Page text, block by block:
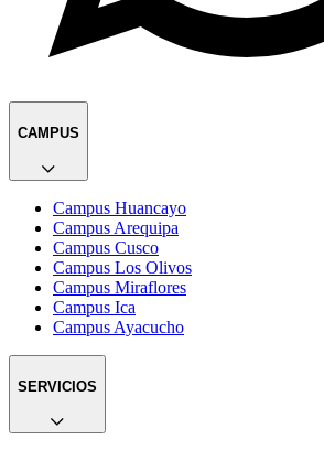
CAMPUS
Campus Huancayo
Campus Arequipa
Campus Cusco
Campus Los Olivos
Campus Miraflores
Campus Ica
Campus Ayacucho
SERVICIOS